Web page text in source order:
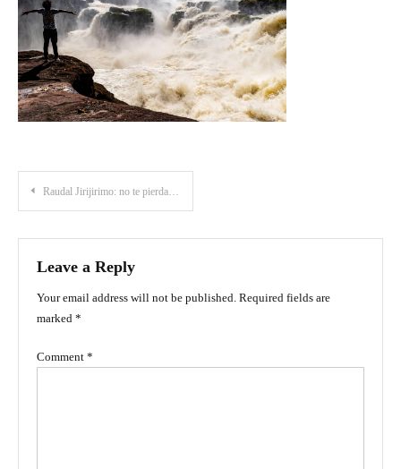
Post
navigation
Raudal Jirijirimo: no te pierdas esta cascada en la selva tropical del Amazonas
Leave a Reply
Your email address will not be published. Required fields are
marked *
Comment *